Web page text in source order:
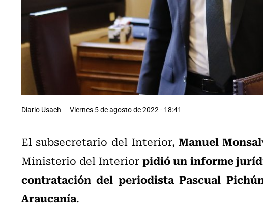
Diario Usach Viernes 5 de agosto de 2022 - 18:41
El subsecretario del Interior, Manuel
Ministerio del Interiorpidió un informe
contratación del periodista Pascual
Araucanía.